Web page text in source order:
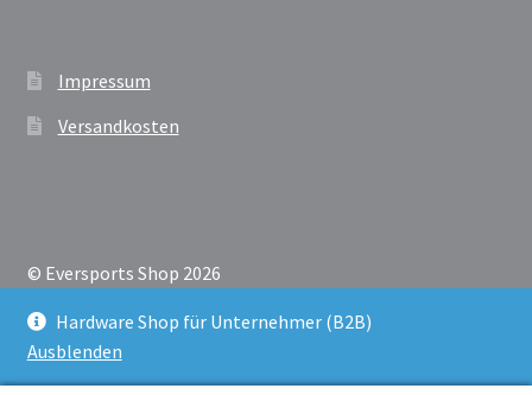
Impressum
Versandkosten
© Eversports Shop 2026
WooCommerce.
Hardware Shop für Unternehmer (B2B)
Ausblenden